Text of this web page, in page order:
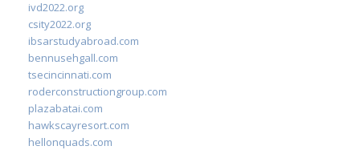
ivd2022.org
csity2022.org
ibsarstudyabroad.com
bennusehgall.com
tsecincinnati.com
roderconstructiongroup.com
plazabatai.com
hawkscayresort.com
hellonquads.com